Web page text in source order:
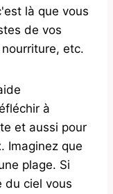
là que vous
de vos
etc.
à
et aussi pour
Imaginez que
plage. Si
du ciel vous